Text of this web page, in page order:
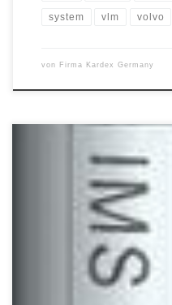
system vlm volvo
von Firma Kardex Germany
. Neue Generation von
Messtastern stellt IBR
induktiven Messtaster vor. Mit
einer Auflösung von 0,1 µm,
Genauigkeit von <1 µm über
sich die IMS Messtaster